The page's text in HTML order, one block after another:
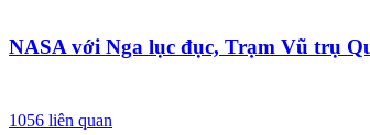
NASA với Nga lục đục, Trạm Vũ trụ
1056 liên quan